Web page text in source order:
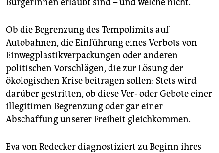
epaper login
BürgerInnen erlaubt sind – und welche nicht.
Ob die Begrenzung des Tempolimits auf
Autobahnen, die Einführung eines Verbots von
Einwegplastikverpackungen oder anderen
politischen Vorschlägen, die zur Lösung der
ökologischen Krise beitragen sollen: Stets wird
darüber gestritten, ob diese Ver- oder Gebote einer
illegitimen Begrenzung oder gar einer
Abschaffung unserer Freiheit gleichkommen.
Eva von Redecker diagnostiziert zu Beginn ihres